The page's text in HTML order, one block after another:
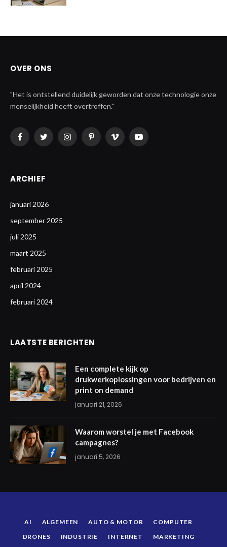
OVER ONS
"Het is ontstellend duidelijk geworden dat onze technologie onze
menselijkheid heeft overtroffen."
FacebookTwitterInstagramPinterestVimeo YouTube
ARCHIEF
januari 2026
september 2025
juli 2025
maart 2025
februari 2025
april 2024
februari 2024
LAATSTE BERICHTEN
Een complete kijk op
drukwerkoplossingen voor bedrijven en
print on demand
januari 21, 2026
Waarom worstel je met Facebook
campagnes?
januari 5, 2026
AI ALGEMEEN AUTO & MOTOR
COMPUTER
DRONES
INDUSTRIE INTERNET MARKETING